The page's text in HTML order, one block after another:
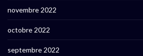
novembre 2022
octobre 2022
septembre 2022